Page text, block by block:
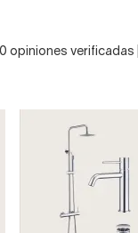
opiniones